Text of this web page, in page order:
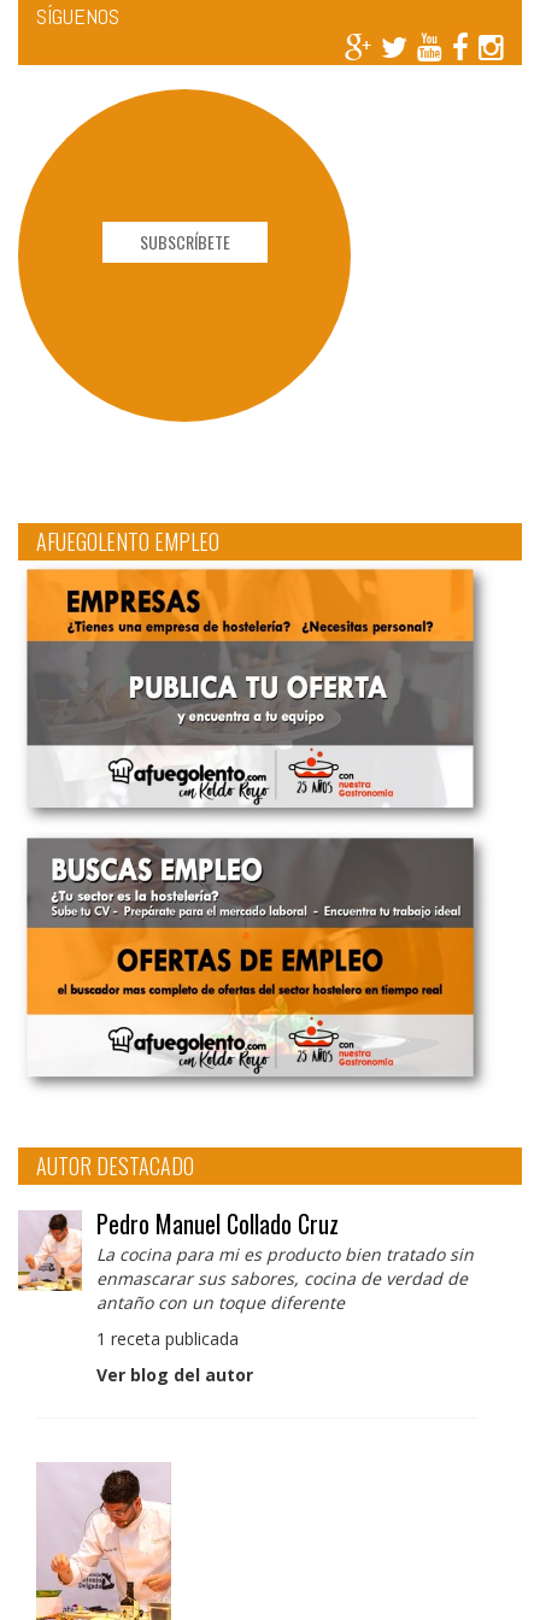
SÍGUENOS
SUBSCRÍBETE
AFUEGOLENTO EMPLEO
AUTOR DESTACADO
Pedro Manuel Collado Cruz
La cocina para mi es producto bien tratado sin
enmascarar sus sabores, cocina de verdad de
antaño con un toque diferente
1 receta publicada
Ver blog del autor